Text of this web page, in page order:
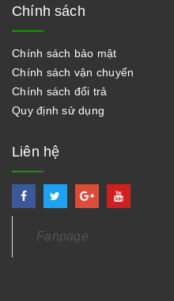
Chính sách
Chính sách bảo mật
Chính sách vận chuyển
Chính sách đổi trả
Quy định sử dụng
Liên hệ
Fanpage